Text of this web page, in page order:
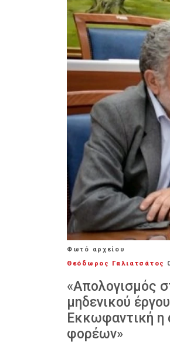
Φωτό αρχείου
Θεόδωρος Γαλιατσάτος
«Απολογισμός
μηδενικού
Εκκωφαντική
φορέων»